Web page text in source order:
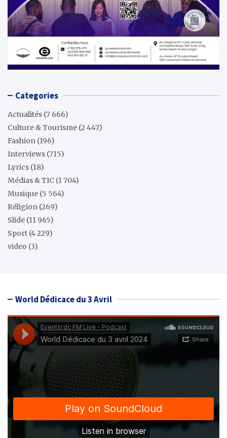
Categories
Actualités (7 666)
Culture & Tourisme (2 447)
Fashion (196)
Interviews (715)
Lyrics (18)
Médias & TIC (1 704)
Musique (5 564)
Réligion (269)
Slide (11 965)
Sport (4 229)
video (3)
World Dédicace du 3 Avril